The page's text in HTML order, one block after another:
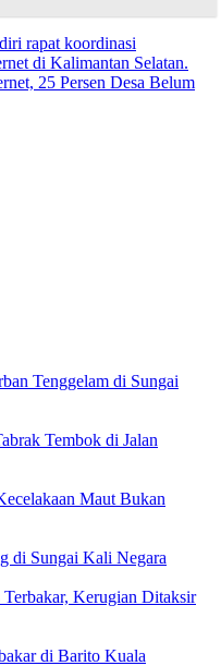
25 Persen Desa Belum
Tenggelam di Sungai
Tembok di Jalan
Maut Bukan
di Sungai Kali Negara
Kerugian Ditaksir
di Barito Kuala